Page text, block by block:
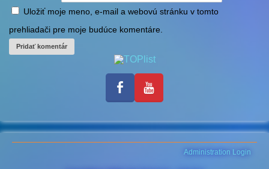
Uložiť moje meno, e-mail a webovú stránku v tomto
prehliadači pre moje budúce komentáre.
Administration Login